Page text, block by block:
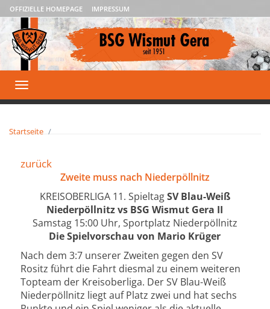
OFFIZIELLE HOMEPAGE IMPRESSUM
Toggle
navigation
Startseite
zurück
Zweite muss nach Niederpöllnitz
KREISOBERLIGA 11. SpieltagSV Blau-Weiß
Niederpöllnitz vs BSG Wismut Gera II
Samstag 15:00 Uhr, Sportplatz Niederpöllnitz
Die Spielvorschau von Mario Krüger
Nach dem 3:7 unserer Zweiten gegen den SV
Rositz führt die Fahrt diesmal zu einem weiteren
Topteam der Kreisoberliga. Der SV Blau-Weiß
Niederpöllnitz liegt auf Platz zwei und hat sechs